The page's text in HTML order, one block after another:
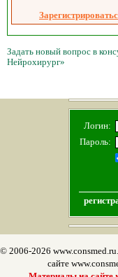
Задать новый вопрос в
Нейрохирург»
Логин:
Пароль:
© 2006-2026
сайте